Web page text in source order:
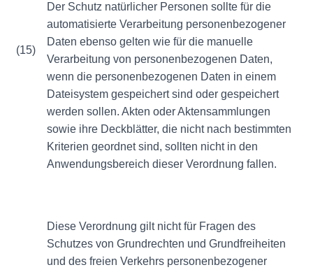
(15)
Der Schutz natürlicher Personen sollte für die
automatisierte Verarbeitung personenbezogener
Daten ebenso gelten wie für die manuelle
Verarbeitung von personenbezogenen Daten,
wenn die personenbezogenen Daten in einem
Dateisystem gespeichert sind oder gespeichert
werden sollen. Akten oder Aktensammlungen
sowie ihre Deckblätter, die nicht nach bestimmten
Kriterien geordnet sind, sollten nicht in den
Anwendungsbereich dieser Verordnung fallen.
Diese Verordnung gilt nicht für Fragen des
Schutzes von Grundrechten und Grundfreiheiten
und des freien Verkehrs personenbezogener